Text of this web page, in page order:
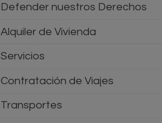
Defender nuestros Derechos
Alquiler de Vivienda
Servicios
Contratación de Viajes
Transportes